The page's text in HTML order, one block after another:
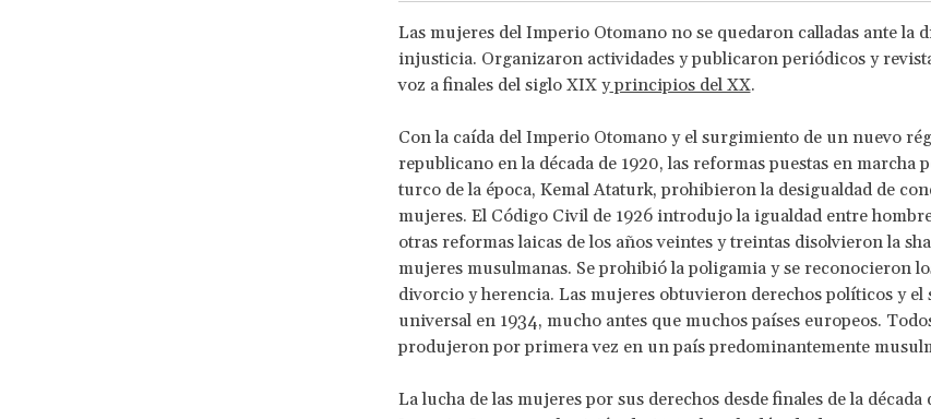
Las mujeres del Imperio Otomano no se quedaron calladas ante la
injusticia. Organizaron actividades y publicaron periódicos y
voz a finales del siglo XIX yprincipios del XX.
Con la caída del Imperio Otomano y el surgimiento de un nuevo
republicano en la década de 1920, las reformas puestas en marcha
turco de la época, Kemal Ataturk, prohibieron la desigualdad de
mujeres. El Código Civil de 1926 introdujo la igualdad entre
otras reformas laicas de los años veintes y treintas disolvieron la
mujeres musulmanas. Se prohibió la poligamia y se reconocieron
divorcio y herencia. Las mujeres obtuvieron derechos políticos y el
universal en 1934, mucho antes que muchos países europeos.
produjeron por primera vez en un país predominantemente
La lucha de las mujeres por sus derechos desde finales de la década